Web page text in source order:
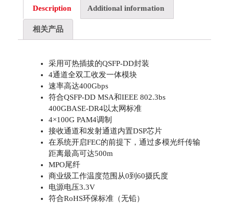
Description Additional information
相关产品
采用可热插拔的QSFP-DD封装
4通道全双工收发一体模块
速率高达400Gbps
符合QSFP-DD MSA和IEEE 802.3bs
400GBASE-DR4以太网标准
4×100G PAM4调制
接收通道和发射通道内置DSP芯片
在系统开启FEC的前提下，通过多模光纤传输
距离最高可达500m
MPO尾纤
商业级工作温度范围从0到60摄氏度
电源电压3.3V
符合RoHS环保标准（无铅）